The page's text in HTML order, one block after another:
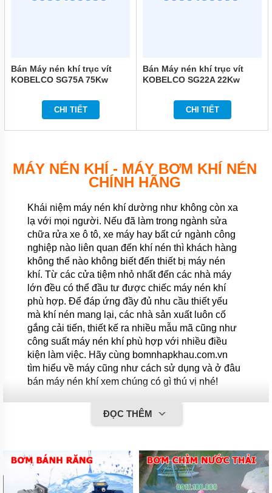
Bán Máy nén khí trục vít
KOBELCO SG75A 75Kw
CHI TIẾT
Bán Máy nén khí trục vít
KOBELCO SG22A 22Kw
CHI TIẾT
MÁY NÉN KHÍ - MÁY BƠM KHÍ NÉN
CHÍNH HÃNG
Khái niệm máy nén khí dường như không còn xa
lạ với mọi người. Nếu đã làm trong ngành sửa
chữa rửa xe ô tô, xe máy hay bất cứ ngành công
nghiệp nào liên quan đến khí nén thì khách hàng
không thể nào không biết đến thiết bị máy nén
khí. Từ các cửa tiệm nhỏ nhất đến các nhà máy
lớn đều có thể đầu tư được chiếc máy nén khí
phù hợp. Để đáp ứng đầy đủ nhu cầu thiết yếu
mà khí nén mang lại, các nhà sản xuất luôn cố
gắng cải tiến, thiết kế ra nhiều mẫu mã cũng như
công suất máy nén khí phù hợp với nhiều điều
kiện làm việc. Hãy cùng bomnhapkhau.com.vn
tìm hiểu về máy cũng như cách sử dụng và ở đâu
bán máy nén khí xem chúng có gì thú vị nhé!
1. Máy nén khí là gì?
khí nén thành khí sạch để cung cấp cho môi trường y tế,
công nghiệp thực phẩm,... Máy nén khí còn được sử dụng
như máy nén khí dây đai (dây curoa), màng rung. So sánh
ĐỌC THÊM